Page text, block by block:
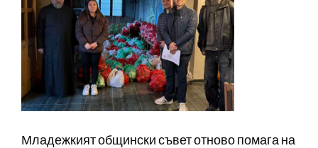
Младежкият общински съвет отново помага на